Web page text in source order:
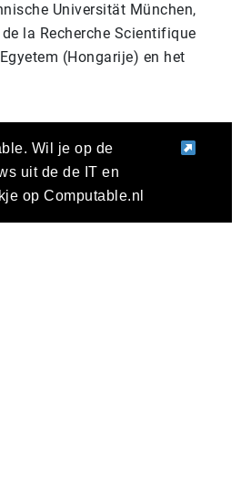
Universität München,
la Recherche Scientifique
(Hongarije) en het
Wil je op de
uit de de IT en
op Computable.nl